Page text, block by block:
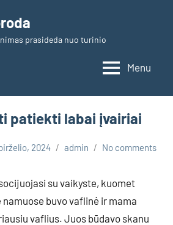
prasideda nuo turinio
Menu
patiekti labai įvairiai
2024 admin No comments
su vaikyste, kuomet
buvo vaflinė ir mama
vaflius. Juos būdavo skanu